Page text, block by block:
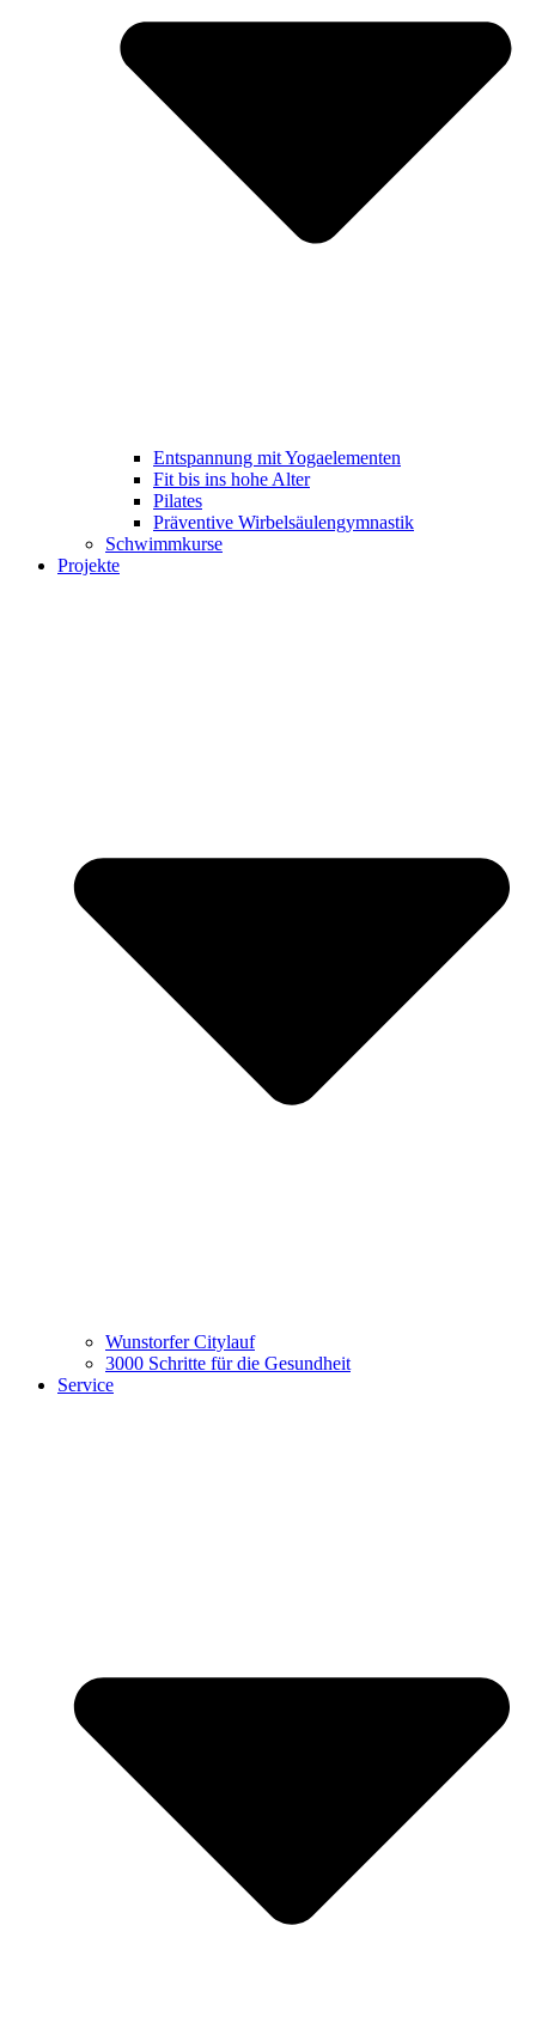
Entspannung mit Yogaelementen
Fit bis ins hohe Alter
Pilates
Präventive Wirbelsäulengymnastik
Schwimmkurse
Projekte
Wunstorfer Citylauf
3000 Schritte für die Gesundheit
Service